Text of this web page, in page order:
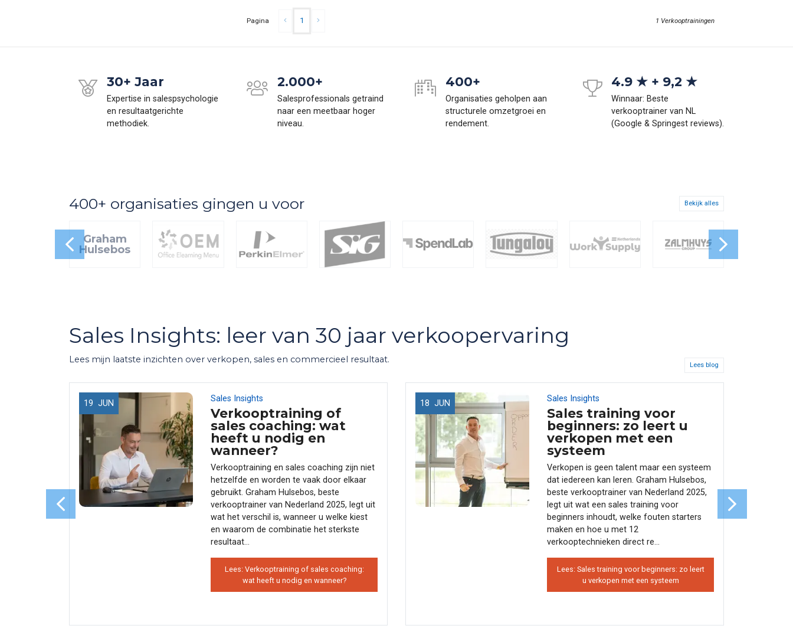
Pagina 1 1 Verkooptrainingen
30+ Jaar
Expertise in salespsychologie
en resultaatgerichte
methodiek.
2.000+
Salesprofessionals getraind
naar een meetbaar hoger
niveau.
400+
Organisaties geholpen aan
structurele omzetgroei en
rendement.
4.9 ★ + 9,2 ★
Winnaar: Beste
verkooptrainer van NL
(Google & Springest reviews).
400+ organisaties gingen u voor Bekijk alles
Graham
Hulsebos
Sales Insights: leer van 30 jaar verkoopervaring
Lees mijn laatste inzichten over verkopen, sales en commercieel resultaat.
Lees blog
19 JUN Sales Insights
Verkooptraining of
sales coaching: wat
heeft u nodig en
wanneer?
Verkooptraining en sales coaching zijn niet
hetzelfde en worden te vaak door elkaar
gebruikt. Graham Hulsebos, beste
verkooptrainer van Nederland 2025, legt uit
wat het verschil is, wanneer u welke kiest
en waarom de combinatie het sterkste
resultaat...
Lees: Verkooptraining of sales coaching:
wat heeft u nodig en wanneer?
18 JUN Sales Insights
Sales training voor
beginners: zo leert u
verkopen met een
systeem
Verkopen is geen talent maar een systeem
dat iedereen kan leren. Graham Hulsebos,
beste verkooptrainer van Nederland 2025,
legt uit wat een sales training voor
beginners inhoudt, welke fouten starters
maken en hoe u met 12
verkooptechnieken direct re...
Lees: Sales training voor beginners: zo leert
u verkopen met een systeem